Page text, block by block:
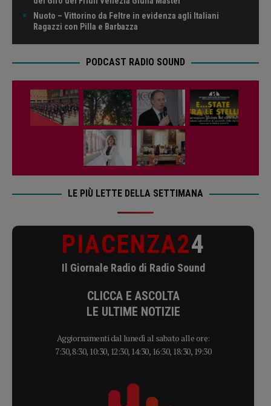
Nuoto – Vittorino da Feltre in evidenza agli Italiani
Ragazzi con Pilla e Barbazza
PODCAST RADIO SOUND
LE PIÙ LETTE DELLA SETTIMANA
PIACENZA24
Il Giornale Radio di Radio Sound
CLICCA E ASCOLTA
LE ULTIME NOTIZIE
Aggiornamenti dal lunedì al sabato alle ore:
7:30, 8:30, 10:30, 12:30, 14:30, 16:30, 18:30, 19:30